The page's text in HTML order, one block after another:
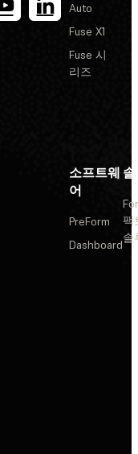
Auto
Fuse X1
Fuse 시
리즈
소프트웨
어
PreForm
Dashboard
팩
솔